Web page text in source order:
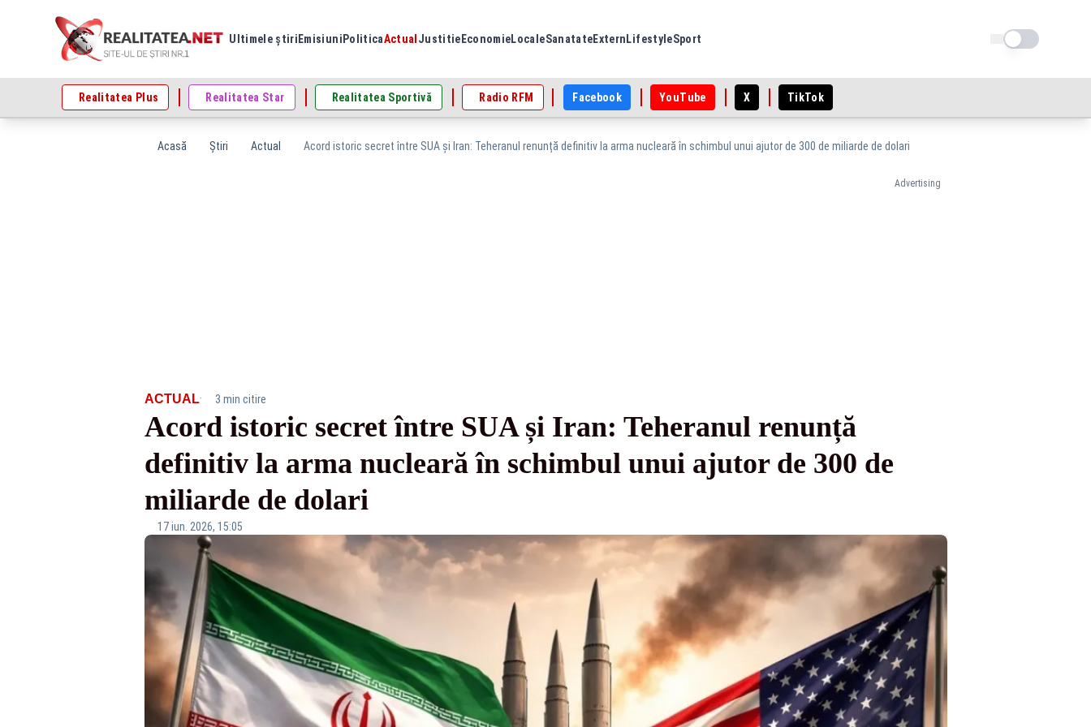
Ultimele știri Emisiuni PoliticaActual Justitie EconomieLocaleSanatateExtern LifestyleSport Schimba tema
Realitatea Plus Realitatea Star Realitatea Sportivă Radio RFM Facebook YouTube X TikTok
Acasă Știri Actual Acord istoric secret între SUA și Iran: Teheranul renunță definitiv la arma nucleară în schimbul unui ajutor de 300 de miliarde de dolari
Advertising
ACTUAL· 3 min citire
Acord istoric secret între SUA și Iran: Teheranul renunță
definitiv la arma nucleară în schimbul unui ajutor de 300 de
miliarde de dolari
17 iun. 2026, 15:05